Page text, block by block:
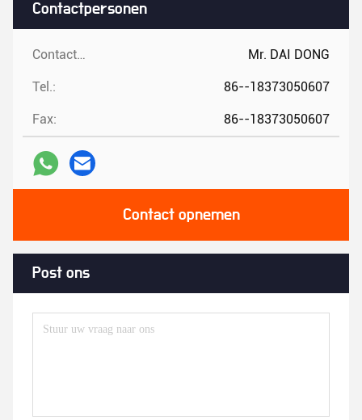
Contactpersonen
Contactpersonen: Mr. DAI DONG
Tel.: 86--18373050607
Fax: 86--18373050607
Contact opnemen
Post ons